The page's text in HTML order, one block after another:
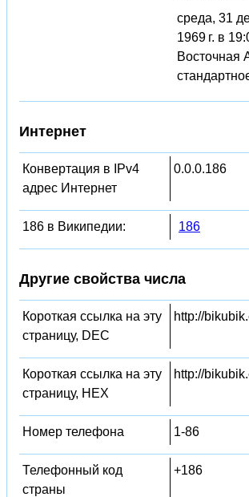
среда, 31
1969 г. в
Восточная
Интернет
Конвертация в IPv4
адрес Интернет
0.0.0.186
186 в Википедии: 186
Другие свойства числа
Короткая ссылка на эту
страницу, DEC
http://
Короткая ссылка на эту
страницу, HEX
http://
Номер телефона 1-86
Телефонный код
страны
+186